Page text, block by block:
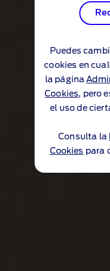
Puedes
cookies en
la página
Cookies, pero
el uso de
Consulta la
Cookies para